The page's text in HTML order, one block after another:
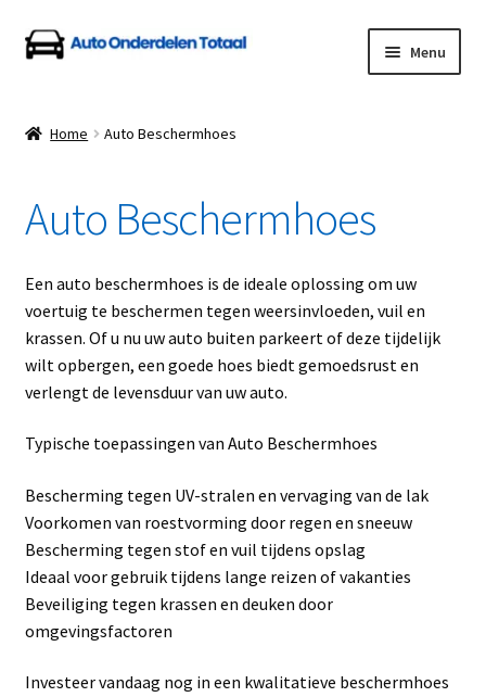
Ga
door
navigatie
Ga
naar
inhoud
Menu
Auto Onderdelen Shop
Betalen en Verzenden
Blog
Contact
Klantenservice
Linkpartners
Over Ons
Overzicht
Home Auto Beschermhoes
Auto Beschermhoes
Een auto beschermhoes is de ideale oplossing om uw
voertuig te beschermen tegen weersinvloeden, vuil en
krassen. Of u nu uw auto buiten parkeert of deze tijdelijk
wilt opbergen, een goede hoes biedt gemoedsrust en
verlengt de levensduur van uw auto.
Typische toepassingen van Auto Beschermhoes
Bescherming tegen UV-stralen en vervaging van de lak
Voorkomen van roestvorming door regen en sneeuw
Bescherming tegen stof en vuil tijdens opslag
Ideaal voor gebruik tijdens lange reizen of vakanties
Beveiliging tegen krassen en deuken door
omgevingsfactoren
Investeer vandaag nog in een kwalitatieve beschermhoes